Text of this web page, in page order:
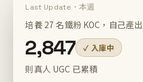
Last Update・本週
培養 27 名鐵粉 KOC，自己產出
2,847 ✓ 入庫中
則真人 UGC 已累積